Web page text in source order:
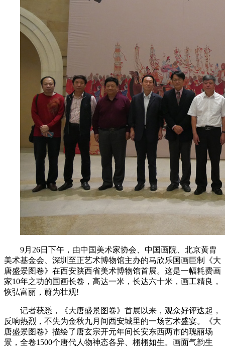
9月26日下午，由中国美术家协会、中国画院、北京黄胄
美术基金会、深圳至正艺术博物馆主办的马欣乐国画巨制《大
唐盛景图卷》在西安陕西省美术博物馆首展。这是一幅耗费画
家10年之功的国画长卷，高达一米，长达六十米，画工精良，
恢弘富丽，蔚为壮观!
记者获悉，《大唐盛景图卷》首展以来，观众好评迭起，
反响热烈，不失为金秋九月间西安城里的一场艺术盛宴。《大
唐盛景图卷》描绘了唐玄宗开元年间长安东西两市的瑰丽场
景，全卷1500个唐代人物神态各异、栩栩如生。画面气韵生